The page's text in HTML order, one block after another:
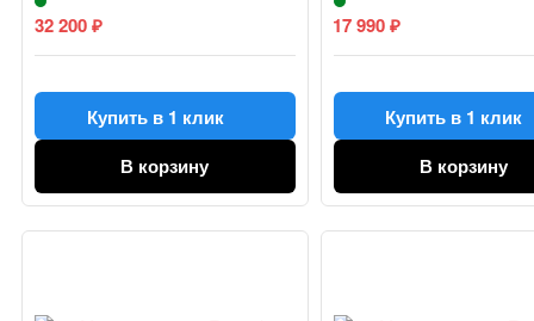
32 200₽
Купить в 1 клик
В корзину
17 990₽
Купить в 1 клик
В корзину